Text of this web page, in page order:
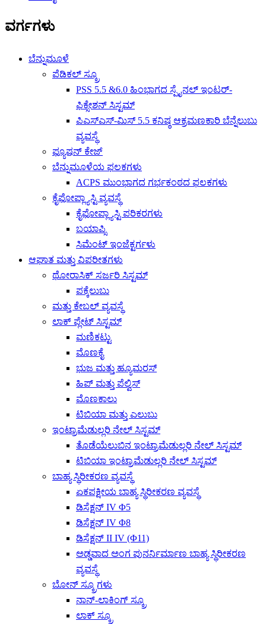
ವರ್ಗಗಳು
ಬೆನ್ನುಮೂಳೆ
ಪೆಡಿಕಲ್ ಸ್ಕ್ರೂ
PSS 5.5 &6.0 ಹಿಂಭಾಗದ ಸ್ಪೈನಲ್ ಇಂಟರ್-
ಫಿಕ್ಸೇಶನ್ ಸಿಸ್ಟಮ್
ಪಿಎಸ್ಎಸ್-ಮಿಸ್ 5.5 ಕನಿಷ್ಠ ಆಕ್ರಮಣಕಾರಿ ಬೆನ್ನೆಲುಬು
ವ್ಯವಸ್ಥೆ
ಫ್ಯೂಷನ್ ಕೇಜ್
ಬೆನ್ನುಮೂಳೆಯ ಫಲಕಗಳು
ACPS ಮುಂಭಾಗದ ಗರ್ಭಕಂಠದ ಫಲಕಗಳು
ಕೈಫೋಪ್ಲ್ಯಾಸ್ಟಿ ವ್ಯವಸ್ಥೆ
ಕೈಫೋಪ್ಲ್ಯಾಸ್ಟಿ ಪರಿಕರಗಳು
ಬಯಾಪ್ಸಿ
ಸಿಮೆಂಟ್ ಇಂಜೆಕ್ಟರ್ಗಳು
ಆಘಾತ ಮತ್ತು ವಿಪರೀತಗಳು
ಥೋರಾಸಿಕ್ ಸರ್ಜರಿ ಸಿಸ್ಟಮ್
ಪಕ್ಕೆಲುಬು
ಮತ್ತು ಕೇಬಲ್ ವ್ಯವಸ್ಥೆ
ಲಾಕ್ ಪ್ಲೇಟ್ ಸಿಸ್ಟಮ್
ಮಣಿಕಟ್ಟು
ಮೊಣಕೈ
ಭುಜ ಮತ್ತು ಹ್ಯೂಮರಸ್
ಹಿಪ್ ಮತ್ತು ಪೆಲ್ವಿಸ್
ಮೊಣಕಾಲು
ಟಿಬಿಯಾ ಮತ್ತು ಎಲುಬು
ಇಂಟ್ರಾಮೆಡುಲ್ಲರಿ ನೇಲ್ ಸಿಸ್ಟಮ್
ತೊಡೆಯೆಲುಬಿನ ಇಂಟ್ರಾಮೆಡುಲ್ಲರಿ ನೇಲ್ ಸಿಸ್ಟಮ್
ಟಿಬಿಯಾ ಇಂಟ್ರಾಮೆಡುಲ್ಲರಿ ನೇಲ್ ಸಿಸ್ಟಮ್
ಬಾಹ್ಯ ಸ್ಥಿರೀಕರಣ ವ್ಯವಸ್ಥೆ
ಏಕಪಕ್ಷೀಯ ಬಾಹ್ಯ ಸ್ಥಿರೀಕರಣ ವ್ಯವಸ್ಥೆ
ಡಿಸೆಕ್ಷನ್ IV Φ5
ಡಿಸೆಕ್ಷನ್ IV Φ8
ಡಿಸೆಕ್ಷನ್ II ​​IV (Φ11)
ಅಡ್ಡವಾದ ಅಂಗ ಪುನರ್ನಿರ್ಮಾಣ ಬಾಹ್ಯ ಸ್ಥಿರೀಕರಣ
ವ್ಯವಸ್ಥೆ
ಬೋನ್ ಸ್ಕ್ರೂಗಳು
ನಾನ್-ಲಾಕಿಂಗ್ ಸ್ಕ್ರೂ
ಲಾಕ್ ಸ್ಕ್ರೂ